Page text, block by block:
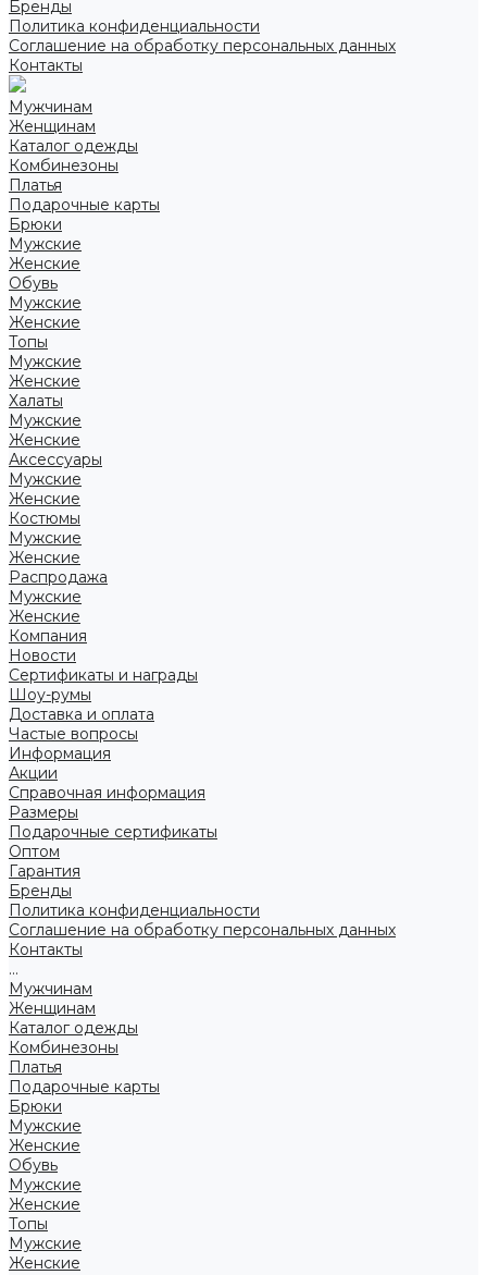
Бренды
Политика конфиденциальности
Соглашение на обработку персональных данных
Контакты
Мужчинам
Женщинам
Каталог одежды
Комбинезоны
Платья
Подарочные карты
Брюки
Мужские
Женские
Обувь
Мужские
Женские
Топы
Мужские
Женские
Халаты
Мужские
Женские
Аксессуары
Мужские
Женские
Костюмы
Мужские
Женские
Распродажа
Мужские
Женские
Компания
Новости
Сертификаты и награды
Шоу-румы
Доставка и оплата
Частые вопросы
Информация
Акции
Справочная информация
Размеры
Подарочные сертификаты
Оптом
Гарантия
Бренды
Политика конфиденциальности
Соглашение на обработку персональных данных
Контакты
...
Мужчинам
Женщинам
Каталог одежды
Комбинезоны
Платья
Подарочные карты
Брюки
Мужские
Женские
Обувь
Мужские
Женские
Топы
Мужские
Женские